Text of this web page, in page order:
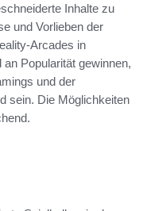
Inhalte zu
und Vorlieben der
Arcades in
Popularität gewinnen,
und der
sein. Die Möglichkeiten